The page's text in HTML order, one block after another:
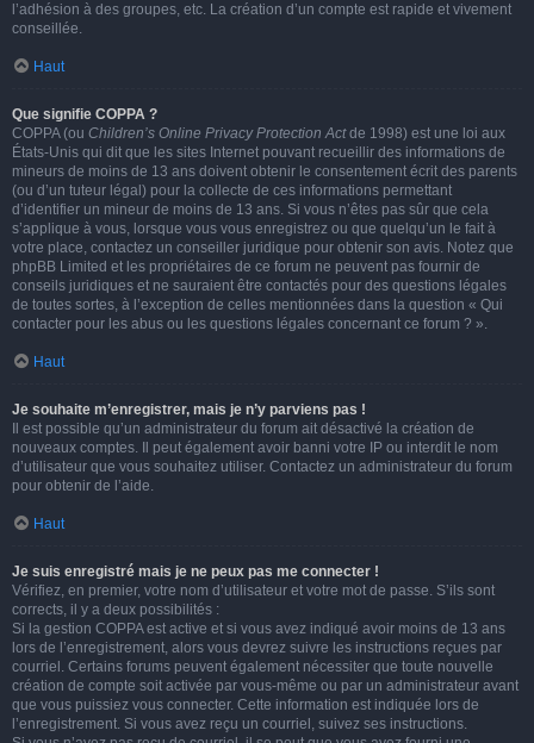
l’adhésion à des groupes, etc. La création d’un compte est rapide et vivement
conseillée.
Haut
Que signifie COPPA ?
COPPA (ou Children’s Online Privacy Protection Actde 1998) est une loi aux
États-Unis qui dit que les sites Internet pouvant recueillir des informations de
mineurs de moins de 13 ans doivent obtenir le consentement écrit des parents
(ou d’un tuteur légal) pour la collecte de ces informations permettant
d’identifier un mineur de moins de 13 ans. Si vous n’êtes pas sûr que cela
s’applique à vous, lorsque vous vous enregistrez ou que quelqu’un le fait à
votre place, contactez un conseiller juridique pour obtenir son avis. Notez que
phpBB Limited et les propriétaires de ce forum ne peuvent pas fournir de
conseils juridiques et ne sauraient être contactés pour des questions légales
de toutes sortes, à l’exception de celles mentionnées dans la question « Qui
contacter pour les abus ou les questions légales concernant ce forum ? ».
Haut
Je souhaite m’enregistrer, mais je n’y parviens pas !
Il est possible qu’un administrateur du forum ait désactivé la création de
nouveaux comptes. Il peut également avoir banni votre IP ou interdit le nom
d’utilisateur que vous souhaitez utiliser. Contactez un administrateur du forum
pour obtenir de l’aide.
Haut
Je suis enregistré mais je ne peux pas me connecter !
Vérifiez, en premier, votre nom d’utilisateur et votre mot de passe. S’ils sont
corrects, il y a deux possibilités :
Si la gestion COPPA est active et si vous avez indiqué avoir moins de 13 ans
lors de l’enregistrement, alors vous devrez suivre les instructions reçues par
courriel. Certains forums peuvent également nécessiter que toute nouvelle
création de compte soit activée par vous-même ou par un administrateur avant
que vous puissiez vous connecter. Cette information est indiquée lors de
l’enregistrement. Si vous avez reçu un courriel, suivez ses instructions.